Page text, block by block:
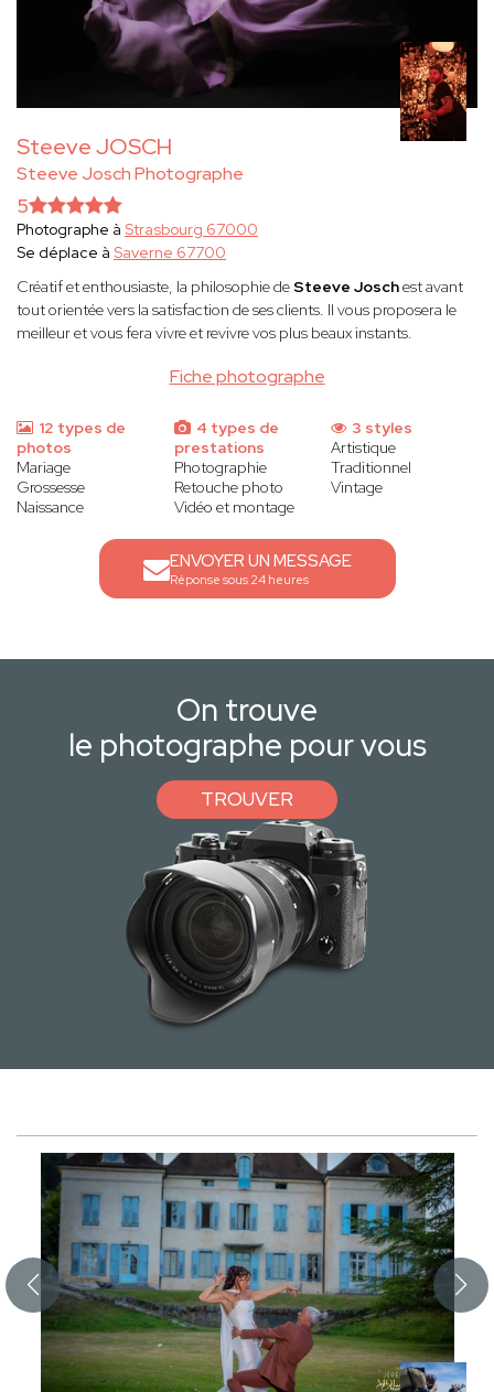
Steeve JOSCH
Steeve Josch Photographe
Fiche photographe
5
Photographe à Strasbourg 67000
Se déplace à Saverne 67700
Créatif et enthousiaste, la philosophiedeSteeve Joschest avant
tout orientée vers la satisfaction de ses clients. Il vous proposera le
meilleur et vous fera vivre et revivre vos plus beaux instants.
12 types de
photos
Mariage
Grossesse
Naissance
4 types de
prestations
Photographie
Retouche photo
Vidéo et montage
3 styles
Artistique
Traditionnel
Vintage
ENVOYER UN MESSAGE
Réponse sous 24 heures
On trouve
le photographe pour vous
TROUVER